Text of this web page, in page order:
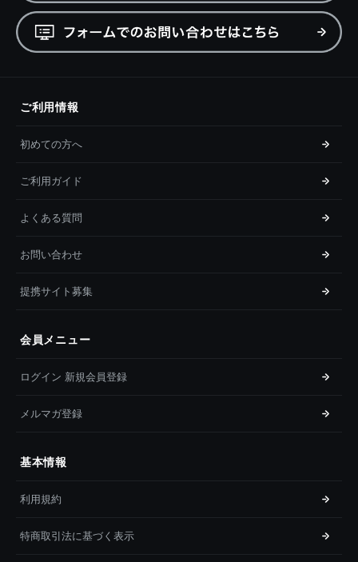
ご利用情報
初めての方へ
ご利用ガイド
よくある質問
お問い合わせ
提携サイト募集
会員メニュー
ログイン 新規会員登録
メルマガ登録
基本情報
利用規約
特商取引法に基づく表示